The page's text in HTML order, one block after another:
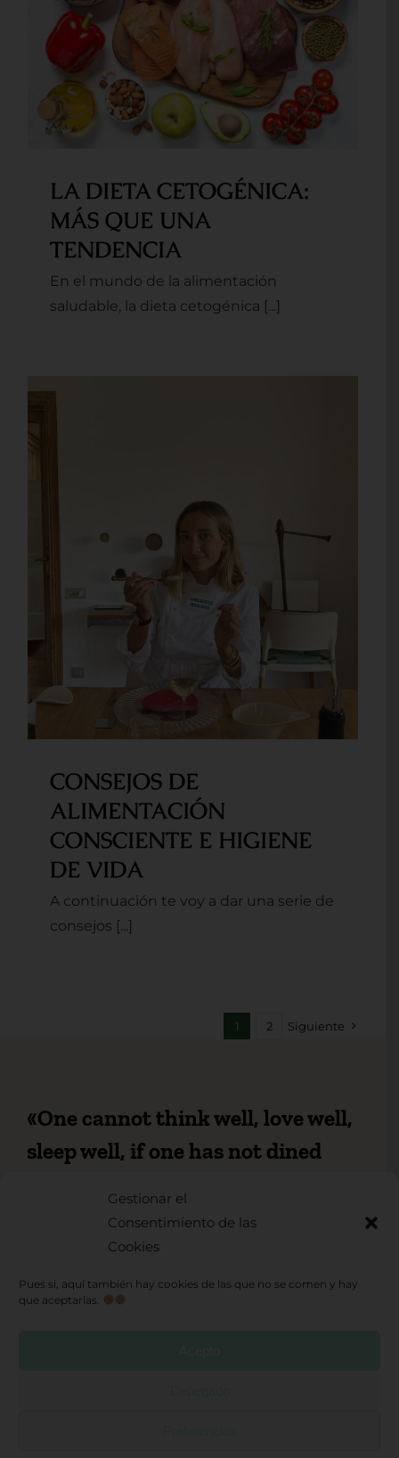
Gestionar el
Consentimiento de las
Cookies
Pues si, aquí también hay cookies de las que no se comen y hay
que aceptarlas.
LA DIETA CETOGÉNICA: MÁS
QUE UNA TENDENCIA
LA DIETA CETOGÉNICA:
MÁS QUE UNA
TENDENCIA
En el mundo de la alimentación
saludable, la dieta cetogénica [...]
CONSEJOS DE
ALIMENTACIÓN
CONSCIENTE E HIGIENE DE
VIDA
CONSEJOS DE
ALIMENTACIÓN
CONSCIENTE E HIGIENE
DE VIDA
A continuación te voy a dar una serie de
consejos [...]
1 2 Siguiente
«One cannot think well, love well,
sleep well, if one has not dined
Virginia Woolf
Toggle
Navigation